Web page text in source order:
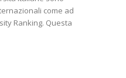
come ad
Ranking. Questa